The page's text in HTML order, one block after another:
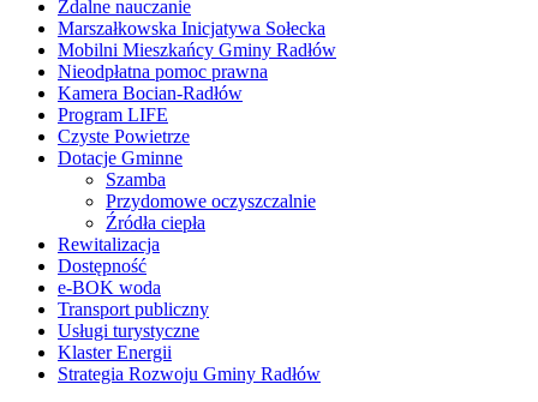
Zdalne nauczanie
Marszałkowska Inicjatywa Sołecka
Mobilni Mieszkańcy Gminy Radłów
Nieodpłatna pomoc prawna
Kamera Bocian-Radłów
Program LIFE
Czyste Powietrze
Dotacje Gminne
Szamba
Przydomowe oczyszczalnie
Źródła ciepła
Rewitalizacja
Dostępność
e-BOK woda
Transport publiczny
Usługi turystyczne
Klaster Energii
Strategia Rozwoju Gminy Radłów